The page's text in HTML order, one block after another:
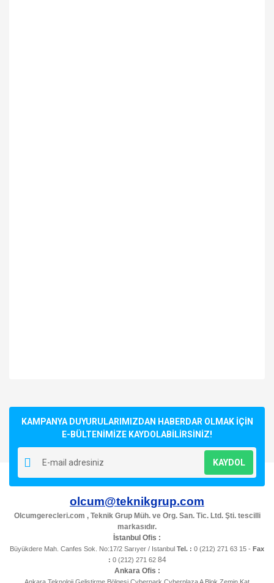
Yorum Yaz
kullanarak tarafımıza iletebilirsiniz.
Görüş ve önerileriniz için teşekkür ederiz.
Ürün resmi kalitesiz, bozuk veya görüntülenemiyor.
Ürün açıklamasında eksik bilgiler bulunuyor.
Ürün bilgilerinde hatalar bulunuyor.
Ürün fiyatı diğer sitelerden daha pahalı.
Bu ürüne benzer farklı alternatifler olmalı.
KAMPANYA DUYURULARIMIZDAN HABERDAR OLMAK İÇİN
E-BÜLTENİMİZE KAYDOLABİLİRSİNİZ!
KAYDOL
olcum@teknikgrup.com
Olcumgerecleri.com , Teknik Grup Müh. ve Org. San. Tic. Ltd. Şti. tescilli
markasıdır.
İstanbul Ofis :
Büyükdere Mah. Canfes Sok. No:17/2 Sarıyer / Istanbul Tel. : 0 (212) 271 63 15 - Fax
: 0 (212) 271 6284
Ankara Ofis :